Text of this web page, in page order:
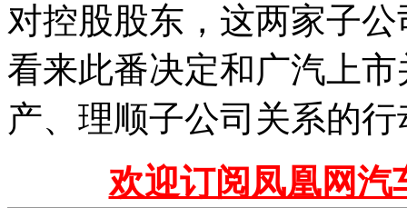
对控股股东，这两家子
看来此番决定和广汽上
产、理顺子公司关系的
欢迎订阅凤凰网汽